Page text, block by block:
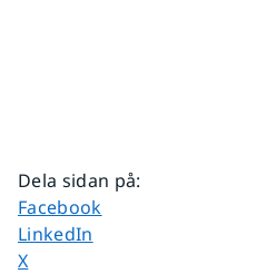
Dela sidan på:
Dela sidan på
Facebook
Dela sidan på
LinkedIn
Dela sidan på
X